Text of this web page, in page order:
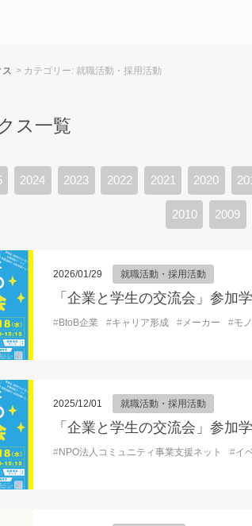
ス > カテゴリー: 就職活動・採用活動
ス一覧
2024 2023 2022 2021 2020
2010 2009
2026/01/29 就職活動・採用活動
「企業と学生の交流会」参加
#BtoB企業 #キャリア形成 #メーカー #モ
2025/12/01 就職活動・採用活動
「企業と学生の交流会」参加
#NPO法人コミュニティ事業支援ネット #イ